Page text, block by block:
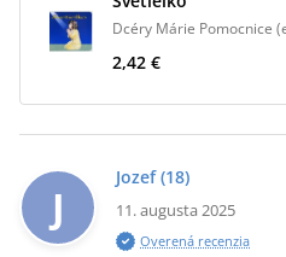
Dcéry Márie Pomocnice
2,42 €
J
Jozef (18)
11. augusta 2025
Overená recenzia